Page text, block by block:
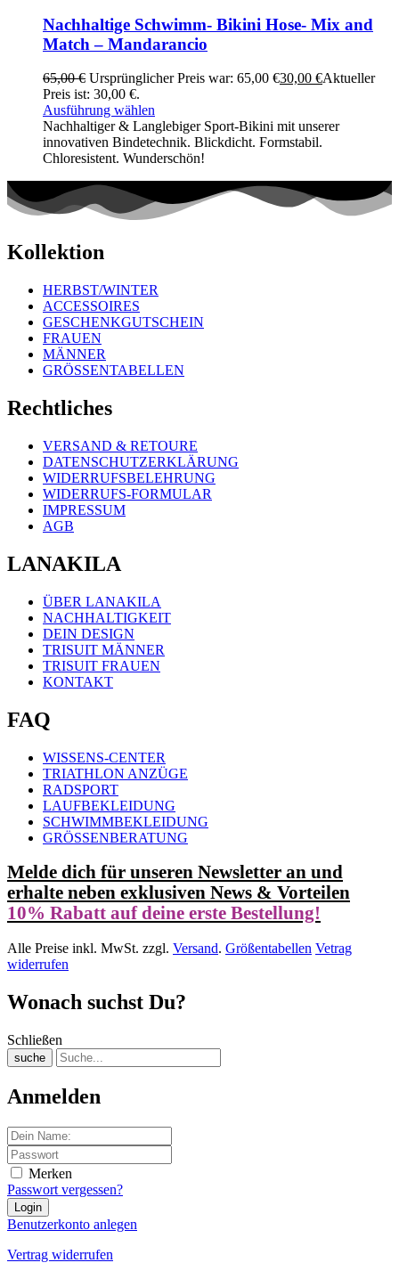
Nachhaltige Schwimm- Bikini Hose- Mix and
Match – Mandarancio
65,00€ Ursprünglicher Preis war: 65,00 €30,00 €Aktueller
Preis ist: 30,00 €.
Ausführung wählen
Nachhaltiger & Langlebiger Sport-Bikini mit unserer
innovativen Bindetechnik. Blickdicht. Formstabil.
Chloresistent. Wunderschön!
Kollektion
HERBST/WINTER
ACCESSOIRES
GESCHENKGUTSCHEIN
FRAUEN
MÄNNER
GRÖSSENTABELLEN
Rechtliches
VERSAND & RETOURE
DATENSCHUTZERKLÄRUNG
WIDERRUFSBELEHRUNG
WIDERRUFS-FORMULAR
IMPRESSUM
AGB
LANAKILA
ÜBER LANAKILA
NACHHALTIGKEIT
DEIN DESIGN
TRISUIT MÄNNER
TRISUIT FRAUEN
KONTAKT
FAQ
WISSENS-CENTER
TRIATHLON ANZÜGE
RADSPORT
LAUFBEKLEIDUNG
SCHWIMMBEKLEIDUNG
GRÖSSENBERATUNG
Melde dich für unseren Newsletter an und
erhalte neben exklusiven News & Vorteilen
10% Rabatt auf deine erste Bestellung!
Alle Preise inkl. MwSt. zzgl. Versand. Größentabellen Vetrag
widerrufen
Wonach suchst Du?
Schließen
suche
Anmelden
Merken
Passwort vergessen?
Benutzerkonto anlegen
Vertrag widerrufen